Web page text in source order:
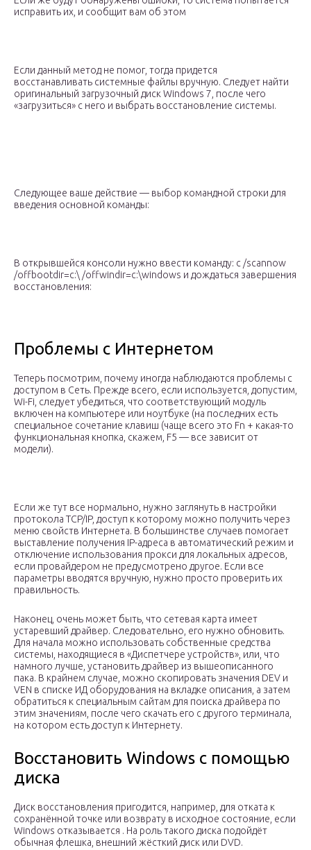
исправить их, и сообщит вам об этом
Если данный метод не помог, тогда придется
восстанавливать системные файлы вручную. Следует найти
оригинальный загрузочный диск Windows 7, после чего
«загрузиться» с него и выбрать восстановление системы.
Следующее ваше действие — выбор командной строки для
введения основной команды:
В открывшейся консоли нужно ввести команду: c /scannow
/offbootdir=с:\ /offwindir=с:\windows и дождаться завершения
восстановления:
Проблемы с Интернетом
Теперь посмотрим, почему иногда наблюдаются проблемы с
доступом в Сеть. Прежде всего, если используется, допустим,
Wi-Fi, следует убедиться, что соответствующий модуль
включен на компьютере или ноутбуке (на последних есть
специальное сочетание клавиш (чаще всего это Fn + какая-то
функциональная кнопка, скажем, F5 — все зависит от
модели).
Если же тут все нормально, нужно заглянуть в настройки
протокола TCP/IP, доступ к которому можно получить через
меню свойств Интернета. В большинстве случаев помогает
выставление получения IP-адреса в автоматический режим и
отключение использования прокси для локальных адресов,
если провайдером не предусмотрено другое. Если все
параметры вводятся вручную, нужно просто проверить их
правильность.
Наконец, очень может быть, что сетевая карта имеет
устаревший драйвер. Следовательно, его нужно обновить.
Для начала можно использовать собственные средства
системы, находящиеся в «Диспетчере устройств», или, что
намного лучше, установить драйвер из вышеописанного
пака. В крайнем случае, можно скопировать значения DEV и
VEN в списке ИД оборудования на вкладке описания, а затем
обратиться к специальным сайтам для поиска драйвера по
этим значениям, после чего скачать его с другого терминала,
на котором есть доступ к Интернету.
Восстановить Windows с помощью
диска
Диск восстановления пригодится, например, для отката к
сохранённой точке или возврату в исходное состояние, если
Windows отказывается . На роль такого диска подойдёт
обычная флешка, внешний жёсткий диск или DVD.